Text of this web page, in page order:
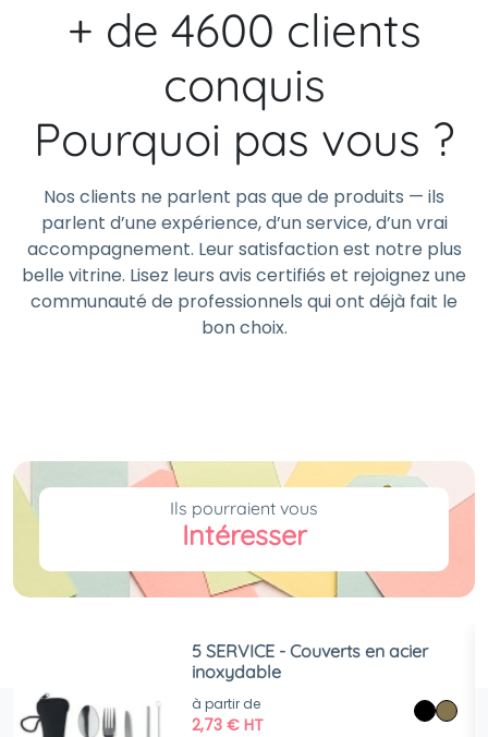
+ de 4600 clients
conquis
Pourquoi pas vous ?
Nos clients ne parlent pas que de produits — ils
parlent d’une expérience, d’un service, d’un vrai
accompagnement. Leur satisfaction est notre plus
belle vitrine. Lisez leurs avis certifiés et rejoignez une
communauté de professionnels qui ont déjà fait le
bon choix.
Ils pourraient vous
Intéresser
5 SERVICE - Couverts en acier
inoxydable
à partir de
2,73€ HT